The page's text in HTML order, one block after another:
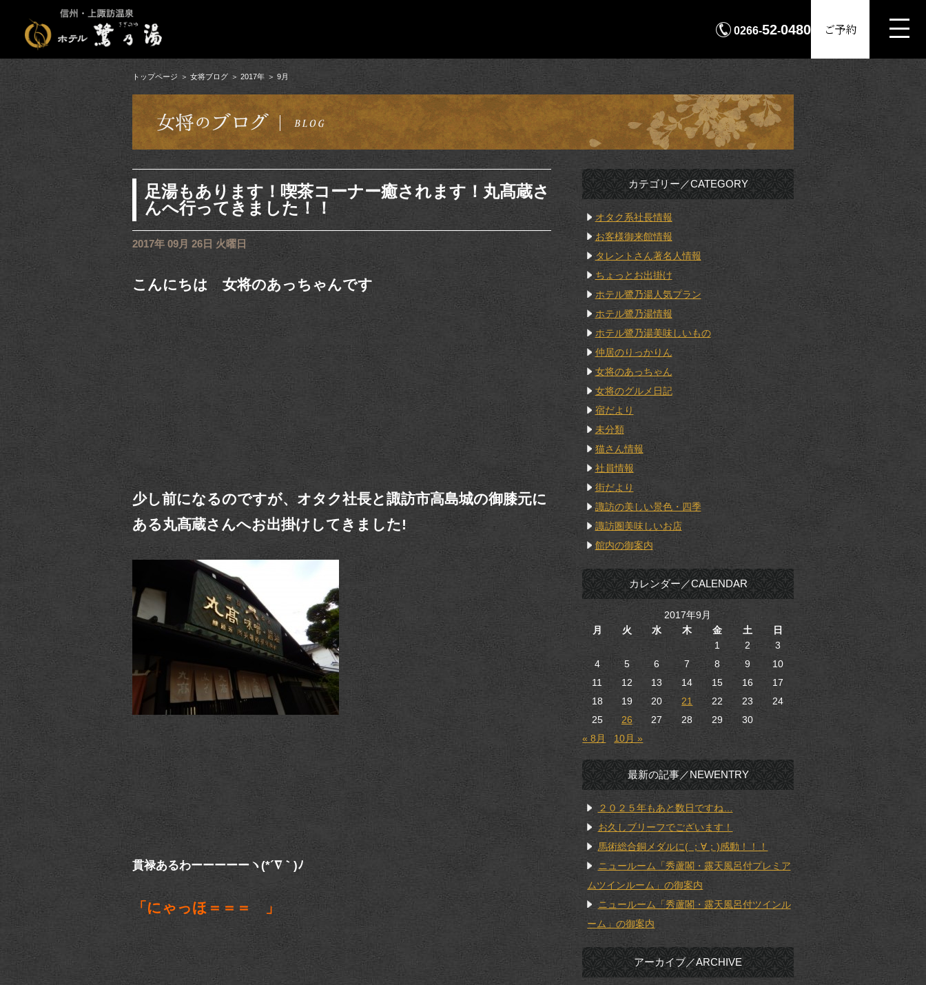
0266-52-0480 ご予約
トップページ 女将ブログ 2017年 9月
足湯もあります！喫茶コーナー癒されます！丸髙蔵さ
んへ行ってきました！！
2017年 09月 26日 火曜日
こんにちは 女将のあっちゃんです
少し前になるのですが、オタク社長と諏訪市高島城の御膝元に
ある丸髙蔵さんへお出掛けしてきました!
貫禄あるわーーーーーヽ(*´∇｀)ﾉ
「にゃっほ＝＝＝ 」
カテゴリー／CATEGORY
オタク系社長情報
お客様御来館情報
タレントさん著名人情報
ちょっとお出掛け
ホテル鷺乃湯人気プラン
ホテル鷺乃湯情報
ホテル鷺乃湯美味しいもの
仲居のりっかりん
女将のあっちゃん
女将のグルメ日記
宿だより
未分類
猫さん情報
社員情報
街だより
諏訪の美しい景色・四季
諏訪圏美味しいお店
館内の御案内
カレンダー／CALENDAR
2017年9月
月
火 水 木 金 土
日
1
2
3
4
5 6 7 8 9
10
11
12 13 14 15 16
17
18
19 20 21 22 23
24
25
26 27 28 29
30
« 8月
10月 »
最新の記事／NEWENTRY
２０２５年もあと数日ですね…
お久しブリーフでございます！
馬術総合銅メダルに( ；∀；)感動！！！
ニュールーム「秀蘆閣・露天風呂付プレミア
ムツインルーム」の御案内
ニュールーム「秀蘆閣・露天風呂付ツインル
ーム」の御案内
アーカイブ／ARCHIVE